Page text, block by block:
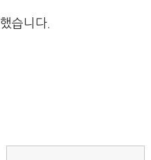
습니다.